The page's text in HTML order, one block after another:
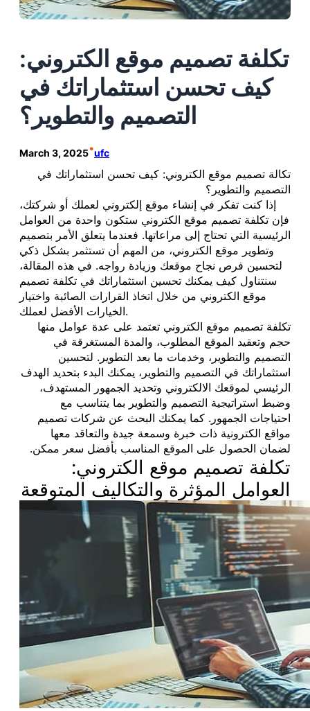
تكلفة تصميم موقع الكتروني:
كيف تحسن استثماراتك في
التصميم والتطوير؟
March 3, 2025•ufc
تكالة تصميم موقع الكتروني: كيف تحسن استثماراتك في
التصميم والتطوير؟
إذا كنت تفكر في إنشاء موقع إلكتروني لعملك أو شركتك،
فإن تكلفة تصميم موقع الكتروني ستكون واحدة من العوامل
الرئيسية التي تحتاج إلى مراعاتها. فعندما يتعلق الأمر بتصميم
وتطوير موقع الكتروني، من المهم أن تستثمر بشكل ذكي
لتحسين فرص نجاح موقعك وزيادة رواجه. في هذه المقالة،
سنتناول كيف يمكنك تحسين استثماراتك في تكلفة تصميم
موقع الكتروني من خلال اتخاذ القرارات الصائبة واختيار
الخيارات الأفضل لعملك.
تكلفة تصميم موقع الكتروني تعتمد على عدة عوامل منها
حجم وتعقيد الموقع المطلوب، والمدة المستغرقة في
التصميم والتطوير، وخدمات ما بعد التطوير. لتحسين
استثماراتك في التصميم والتطوير، يمكنك البدء بتحديد الهدف
الرئيسي لموقعك الالكتروني وتحديد الجمهور المستهدف،
وضبط استراتيجية التصميم والتطوير بما يتناسب مع
احتياجات الجمهور. كما يمكنك البحث عن شركات تصميم
مواقع الكترونية ذات خبرة وسمعة جيدة والتعاقد معها
لضمان الحصول على الموقع المناسب بأفضل سعر ممكن.
تكلفة تصميم موقع الكتروني:
العوامل المؤثرة والتكاليف المتوقعة